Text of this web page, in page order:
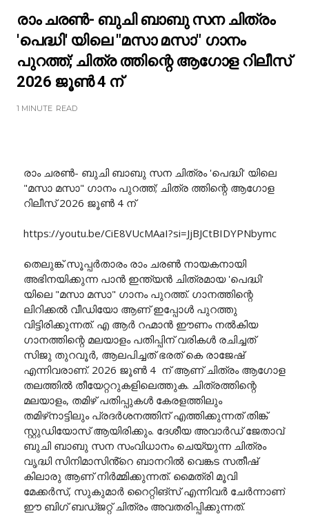
രാം ചരൺ- ബുചി ബാബു സന ചിത്രം
'പെദ്ധി' യിലെ "മസാ മസാ" ഗാനം
പുറത്ത്; ചിത്ര ത്തിന്റെ ആഗോള റിലീസ്
2026 ജൂൺ 4 ന്
1 MINUTE READ
രാം ചരൺ- ബുചി ബാബു സന ചിത്രം 'പെദ്ധി' യിലെ
"മസാ മസാ" ഗാനം പുറത്ത്; ചിത്ര ത്തിന്റെ ആഗോള
റിലീസ് 2026 ജൂൺ 4 ന്
https://youtu.be/CiE8VUcMAaI?si=JjBJCtBIDYPNbymc
തെലുങ്ക് സൂപ്പർതാരം രാം ചരൺ നായകനായി
അഭിനയിക്കുന്ന പാൻ ഇന്ത്യൻ ചിത്രമായ 'പെദ്ധി'
യിലെ "മസാ മസാ" ഗാനം പുറത്ത്. ഗാനത്തിന്റെ
ലിറിക്കൽ വീഡിയോ ആണ് ഇപ്പോൾ പുറത്തു
വിട്ടിരിക്കുന്നത്. എ ആർ റഹ്മാൻ ഈണം നൽകിയ
ഗാനത്തിന്റെ മലയാളം പതിപ്പിന് വരികൾ രചിച്ചത്
സിജു തുറവൂർ, ആലപിച്ചത് ഭരത് കെ രാജേഷ്
എന്നിവരാണ്. 2026 ജൂൺ 4 ന് ആണ് ചിത്രം ആഗോള
തലത്തിൽ തീയേറ്ററുകളിലെത്തുക. ചിത്രത്തിന്റെ
മലയാളം, തമിഴ് പതിപ്പുകൾ കേരളത്തിലും
തമിഴ്‌നാട്ടിലും പ്രദർശനത്തിന് എത്തിക്കുന്നത് തിങ്ക്
സ്റ്റുഡിയോസ് ആയിരിക്കും. ദേശീയ അവാർഡ് ജേതാവ്
ബുചി ബാബു സന സംവിധാനം ചെയ്യുന്ന ചിത്രം
വൃദ്ധി സിനിമാസിൻ്റെ ബാനറിൽ വെങ്കട സതീഷ്
കിലാരു ആണ് നിർമ്മിക്കുന്നത്. മൈത്രി മൂവി
മേക്കർസ്, സുകുമാർ റൈറ്റിങ്സ് എന്നിവർ ചേർന്നാണ്
ഈ ബിഗ് ബഡ്ജറ്റ് ചിത്രം അവതരിപ്പിക്കുന്നത്.